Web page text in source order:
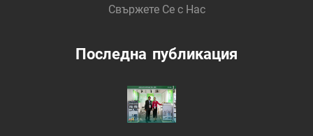
Свържете Се с Нас
Последна публикация